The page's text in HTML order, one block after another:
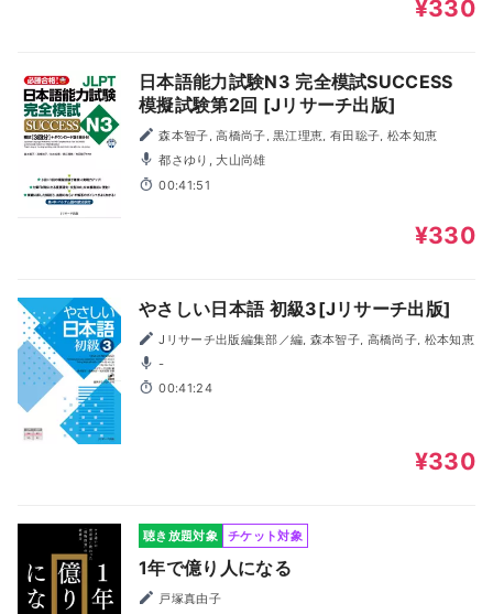
¥330
日本語能力試験N3 完全模試SUCCESS
模擬試験第2回 [Jリサーチ出版]
森本智子, 高橋尚子, 黒江理恵, 有田聡子, 松本知恵
都さゆり, 大山尚雄
00:41:51
¥330
やさしい日本語 初級3[Jリサーチ出版]
Jリサーチ出版編集部／編, 森本智子, 高橋尚子, 松本知恵
-
00:41:24
¥330
聴き放題対象 チケット対象
1年で億り人になる
戸塚真由子